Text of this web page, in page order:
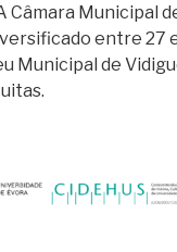
Câmara Municipal
entre 27
Municipal de